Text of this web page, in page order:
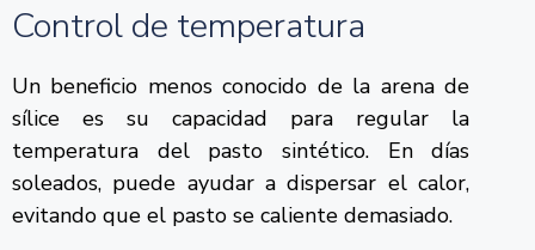
Control de temperatura
Un beneficio menos conocido de la arena de
sílice es su capacidad para regular la
temperatura del pasto sintético. En días
soleados, puede ayudar a dispersar el calor,
evitando que el pasto se caliente demasiado.